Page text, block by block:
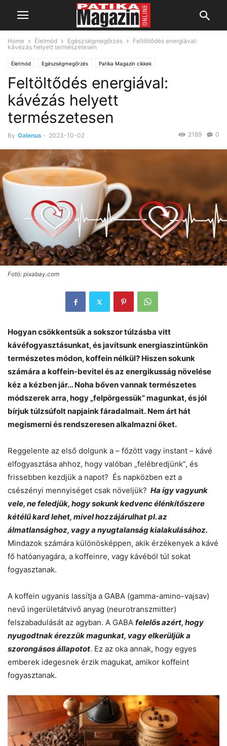
Home Életmód Egészségmegőrzés
Feltöltődés energiával:
kávézás helyett természetesen
Életmód Egészségmegőrzés Patika Magazin cikkek
Szenvedélybetegségek Vitaminok, ásványi anyagok
Feltöltődés energiával:
kávézás helyett
természetesen
By Galenus - 2023-10-02 0
2189
Fotó: pixabay.com
Hogyan csökkentsük a sokszor túlzásba vitt
kávéfogyasztásunkat, és javítsunk energiaszintünkön
természetes módon, koffein nélkül? Hiszen sokunk
számára a koffein-bevitel és az energikusság növelése
kéz a kézben jár… Noha bőven vannak természetes
módszerek arra, hogy „felpörgessük” magunkat, és jól
bírjuk túlzsúfolt napjaink fáradalmait. Nem árt hát
megismerni és rendszeresen alkalmazni őket.
Reggelente az első dolgunk a – főzött vagy instant – kávé
elfogyasztása ahhoz, hogy valóban „felébredjünk”, és
frissebben kezdjük a napot? És napközben ezt a
csészényi mennyiséget csak növeljük? Ha így vagyunk
vele, ne feledjük, hogy sokunk kedvenc élénkítőszere
kétélű kard lehet, mivel hozzájárulhat pl. az
álmatlansághoz, vagy a nyugtalanság kialakulásához.
Mindazok számára különösképpen, akik érzékenyek a kávé
fő hatóanyagára, a koffeinre, vagy kávéból túl sokat
fogyasztanak.
A koffein ugyanis lassítja a GABA (gamma-amino-vajsav)
nevű ingerületátvivő anyag (neurotranszmitter)
felszabadulását az agyban. A GABA felelős azért, hogy
nyugodtnak érezzük magunkat, vagy elkerüljük a
szorongásos állapotot. Ez az oka annak, hogy egyes
emberek idegesnek érzik magukat, amikor koffeint
fogyasztanak.